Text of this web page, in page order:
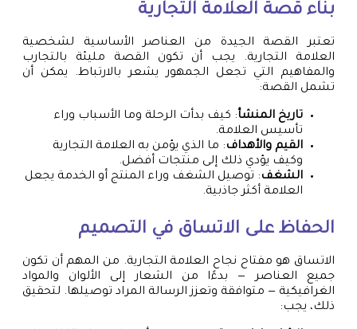
بناء قصة العلامة التجارية
تعتبر القصة الجيدة من العناصر الأساسية لشخصية
العلامة التجارية. يجب أن تكون القصة مليئة بالتجارب
والمفاهيم التي تجعل الجمهور يشعر بالارتباط. يمكن أن
تشمل القصة:
تاريخ المنشأ: كيف بدأت الرحلة وما الأسباب وراء
تأسيس العلامة.
القيم والأهداف: ما الذي يؤمن به العلامة التجارية
وكيف يؤدي ذلك إلى منتجات أفضل.
الشغف: توصيل الشغف وراء المنتج أو الخدمة يجعل
العلامة أكثر جاذبية.
الحفاظ على الاتساق في التصميم
الاتساق هو مفتاح نجاح العلامة التجارية. من المهم أن تكون
جميع العناصر — بدءًا من الشعار إلى الألوان والمواد
الغرافيكية — متوافقة وتعزز الرسالة المراد توصيلها. لتحقيق
ذلك، يجب: